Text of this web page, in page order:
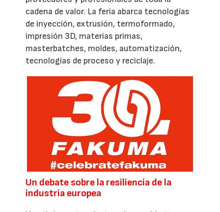
cadena de valor. La feria abarca tecnologías
de inyección, extrusión, termoformado,
impresión 3D, materias primas,
masterbatches, moldes, automatización,
tecnologías de proceso y reciclaje.
Un debate sobre la resiliencia de la
industria europea